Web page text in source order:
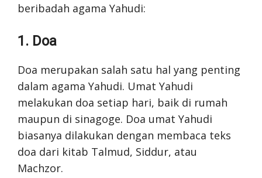
beribadah agama Yahudi:
1. Doa
Doa merupakan salah satu hal yang penting
dalam agama Yahudi. Umat Yahudi
melakukan doa setiap hari, baik di rumah
maupun di sinagoge. Doa umat Yahudi
biasanya dilakukan dengan membaca teks
doa dari kitab Talmud, Siddur, atau
Machzor.